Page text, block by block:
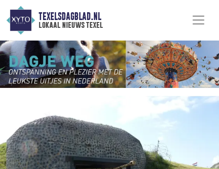
TEXELSDAGBLAD.NL
lokaal nieuws texel